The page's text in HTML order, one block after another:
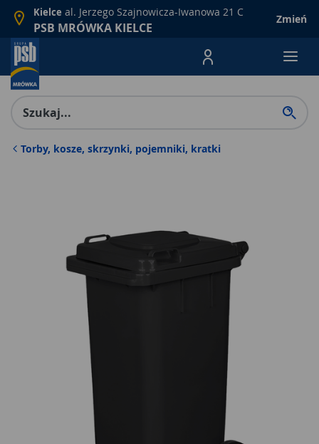
Kielce al. Jerzego Szajnowicza-Iwanowa 21 C
PSB MRÓWKA KIELCE
Zmień
Menu Produktów,
Torby, kosze, skrzynki, pojemniki, kratki